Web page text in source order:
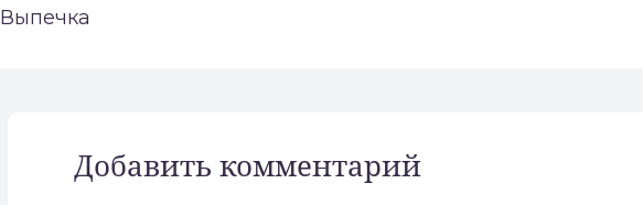
Выпечка
Добавить комментарий